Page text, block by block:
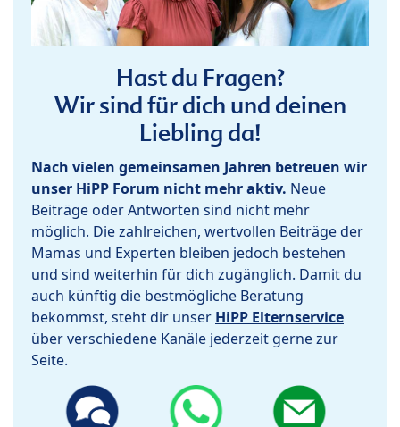
Hast du Fragen?
Wir sind für dich und deinen
Liebling da!
Nach vielen gemeinsamen Jahren betreuen wir
unser HiPP Forum nicht mehr aktiv. Neue
Beiträge oder Antworten sind nicht mehr
möglich. Die zahlreichen, wertvollen Beiträge der
Mamas und Experten bleiben jedoch bestehen
und sind weiterhin für dich zugänglich. Damit du
auch künftig die bestmögliche Beratung
bekommst, steht dir unser HiPP Elternservice
über verschiedene Kanäle jederzeit gerne zur
Seite.